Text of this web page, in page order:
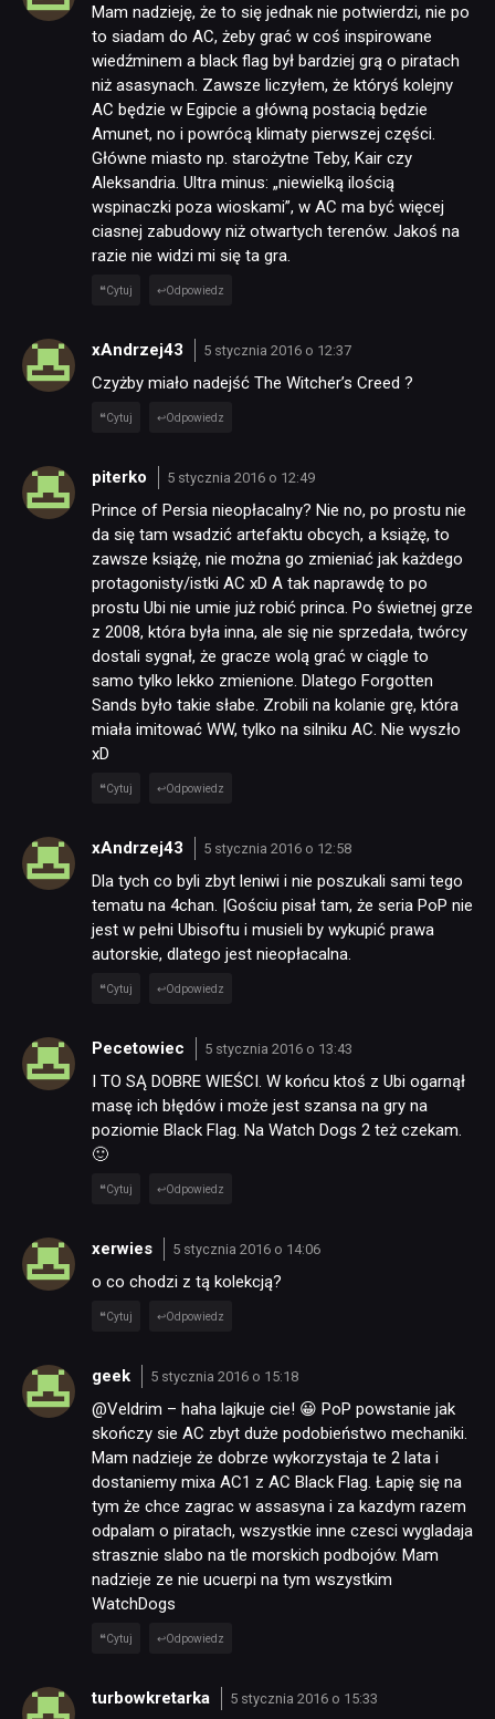
Mam nadzieję, że to się jednak nie potwierdzi, nie po
to siadam do AC, żeby grać w coś inspirowane
wiedźminem a black flag był bardziej grą o piratach
niż asasynach. Zawsze liczyłem, że któryś kolejny
AC będzie w Egipcie a główną postacią będzie
Amunet, no i powrócą klimaty pierwszej części.
Główne miasto np. starożytne Teby, Kair czy
Aleksandria. Ultra minus: „niewielką ilością
wspinaczki poza wioskami”, w AC ma być więcej
ciasnej zabudowy niż otwartych terenów. Jakoś na
razie nie widzi mi się ta gra.
Cytuj Odpowiedz
xAndrzej43 5 stycznia 2016 o 12:37
Czyżby miało nadejść The Witcher’s Creed ?
Cytuj Odpowiedz
piterko 5 stycznia 2016 o 12:49
Prince of Persia nieopłacalny? Nie no, po prostu nie
da się tam wsadzić artefaktu obcych, a książę, to
zawsze książę, nie można go zmieniać jak każdego
protagonisty/istki AC xD A tak naprawdę to po
prostu Ubi nie umie już robić princa. Po świetnej grze
z 2008, która była inna, ale się nie sprzedała, twórcy
dostali sygnał, że gracze wolą grać w ciągle to
samo tylko lekko zmienione. Dlatego Forgotten
Sands było takie słabe. Zrobili na kolanie grę, która
miała imitować WW, tylko na silniku AC. Nie wyszło
xD
Cytuj Odpowiedz
xAndrzej43 5 stycznia 2016 o 12:58
Dla tych co byli zbyt leniwi i nie poszukali sami tego
tematu na 4chan. |Gościu pisał tam, że seria PoP nie
jest w pełni Ubisoftu i musieli by wykupić prawa
autorskie, dlatego jest nieopłacalna.
Cytuj Odpowiedz
Pecetowiec 5 stycznia 2016 o 13:43
I TO SĄ DOBRE WIEŚCI. W końcu ktoś z Ubi ogarnął
masę ich błędów i może jest szansa na gry na
poziomie Black Flag. Na Watch Dogs 2 też czekam.
🙂
Cytuj Odpowiedz
xerwies 5 stycznia 2016 o 14:06
o co chodzi z tą kolekcją?
Cytuj Odpowiedz
geek 5 stycznia 2016 o 15:18
@Veldrim – haha lajkuje cie! 😀 PoP powstanie jak
skończy sie AC zbyt duże podobieństwo mechaniki.
Mam nadzieje że dobrze wykorzystaja te 2 lata i
dostaniemy mixa AC1 z AC Black Flag. Łapię się na
tym że chce zagrac w assasyna i za kazdym razem
odpalam o piratach, wszystkie inne czesci wygladaja
strasznie slabo na tle morskich podbojów. Mam
nadzieje ze nie ucuerpi na tym wszystkim
WatchDogs
Cytuj Odpowiedz
turbowkretarka 5 stycznia 2016 o 15:33